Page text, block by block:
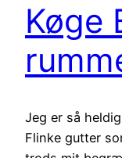
Køge
Jeg er så
Flinke gutter